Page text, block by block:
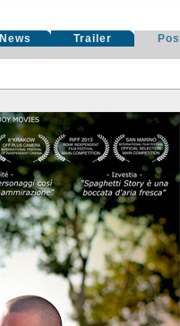
News Trailer